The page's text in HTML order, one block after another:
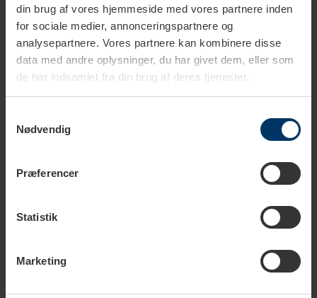
din brug af vores hjemmeside med vores partnere inden
for sociale medier, annonceringspartnere og
analysepartnere. Vores partnere kan kombinere disse
data med andre oplysninger, du har givet dem, eller som
de har indsamlet fra din brug af deres tjenester.
Nødvendig
Præferencer
Statistik
Marketing
Miele Plejepakke & 2kg Rigtig
Kaffe
899,95 DKK999,70 DKK
Miele Afkalkningstabs 6 stk
149,95 DKK